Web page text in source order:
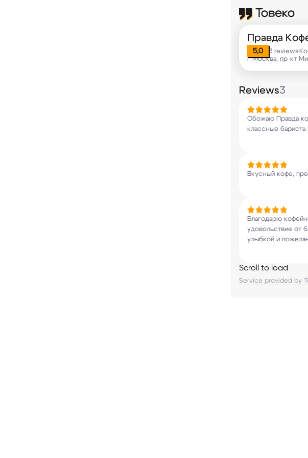
Правда
5,0 3 reviews•
г Москва, пр-кт
Reviews3
Обожаю Правда
классные бариста !
Вкусный кофе,
Благодарю
удовольствие от
улыбкой и
Scroll to load
Service provided by